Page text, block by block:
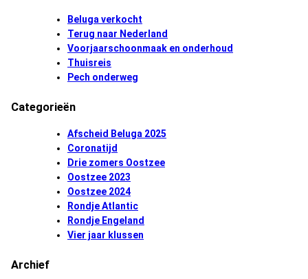
Beluga verkocht
Terug naar Nederland
Voorjaarschoonmaak en onderhoud
Thuisreis
Pech onderweg
Categorieën
Afscheid Beluga 2025
Coronatijd
Drie zomers Oostzee
Oostzee 2023
Oostzee 2024
Rondje Atlantic
Rondje Engeland
Vier jaar klussen
Archief